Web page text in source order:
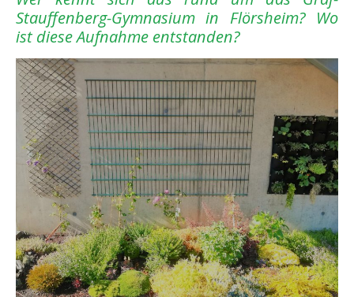
Stauffenberg-Gymnasium in Flörsheim? Wo
ist diese Aufnahme entstanden?